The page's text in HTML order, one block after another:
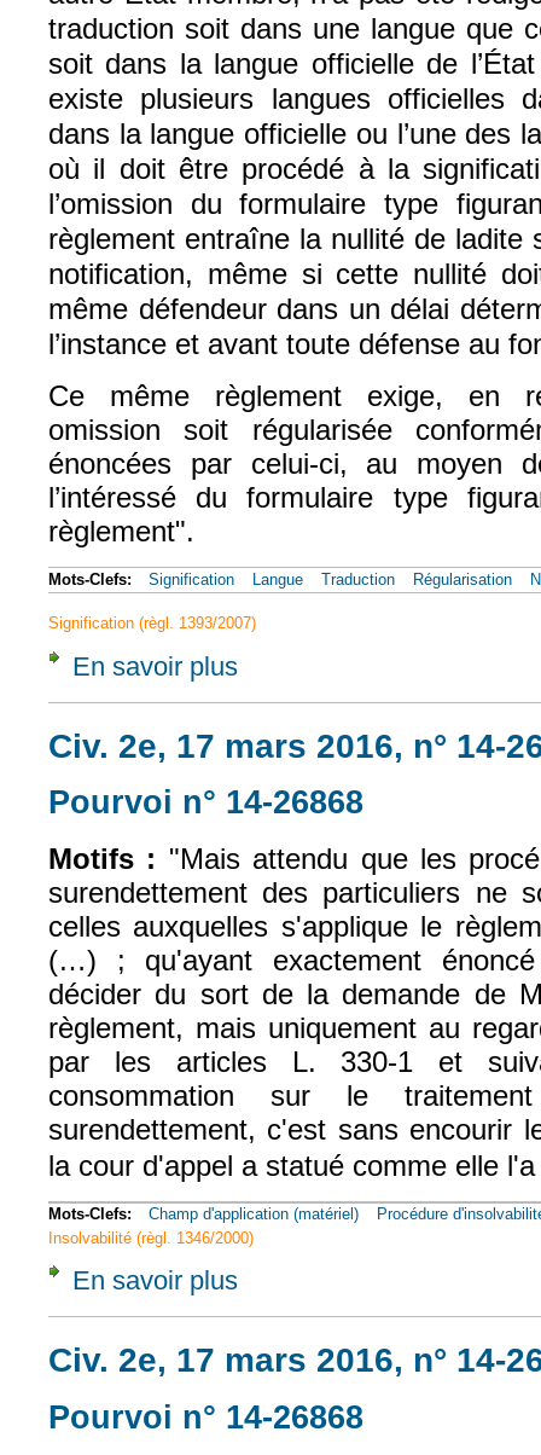
traduction soit dans une langue que
soit dans la langue officielle de
existe plusieurs langues officielles
dans la langue officielle ou l’une des
où il doit être procédé à la
l’omission du formulaire type
règlement entraîne la nullité de ladite
notification, même si cette nullité
même défendeur dans un délai
l’instance et avant toute défense au
Ce même règlement exige, en
omission soit régularisée
énoncées par celui-ci, au moyen
l’intéressé du formulaire type
règlement".
Mots-Clefs: Signification Langue Traduction Régularisation
Signification (règl. 1393/2007)
En savoir plus
Civ. 2e, 17 mars 2016, n° 14-
Pourvoi n° 14-26868
Motifs : "Mais attendu que les
surendettement des particuliers ne
celles auxquelles s'applique le
(…) ; qu'ayant exactement
décider du sort de la demande de
règlement, mais uniquement au
par les articles L. 330-1 et
consommation sur le
surendettement, c'est sans encourir
la cour d'appel a statué comme elle
Mots-Clefs: Champ d'application (matériel)
Procédure
Insolvabilité (règl. 1346/2000)
En savoir plus
Civ. 2e, 17 mars 2016, n° 14-
Pourvoi n° 14-26868